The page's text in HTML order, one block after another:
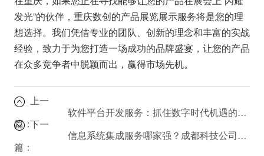
发光”的伙伴，重庆数创的产品展览展示服务将是您的理
想选择。我们凭借专业的团队、创新的理念和丰富的实战
经验，致力于为您打造一场成功的品牌盛宴，让您的产品
在众多竞争者中脱颖而出，赢得市场先机。
上一
篇：
软件平台开发服务：抓住数字时代机遇的策略是什么？
下一
篇：
信息系统集成服务哪家强？成都科技公司给你答案。